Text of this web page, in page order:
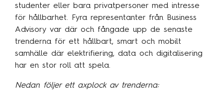
Försvar & säkerhet
Medlemsorganisationer
Myndigheter
Transport & fordon
Sopra Steria Global
Sopra Banking Software
Sopra HR Software
studenter eller bara privatpersoner med intresse
för hållbarhet. Fyra representanter från Business
Advisory var där och fångade upp de senaste
trenderna för ett hållbart, smart och mobilt
samhälle där elektrifiering, data och digitalisering
har en stor roll att spela.
Nedan följer ett axplock av trenderna: